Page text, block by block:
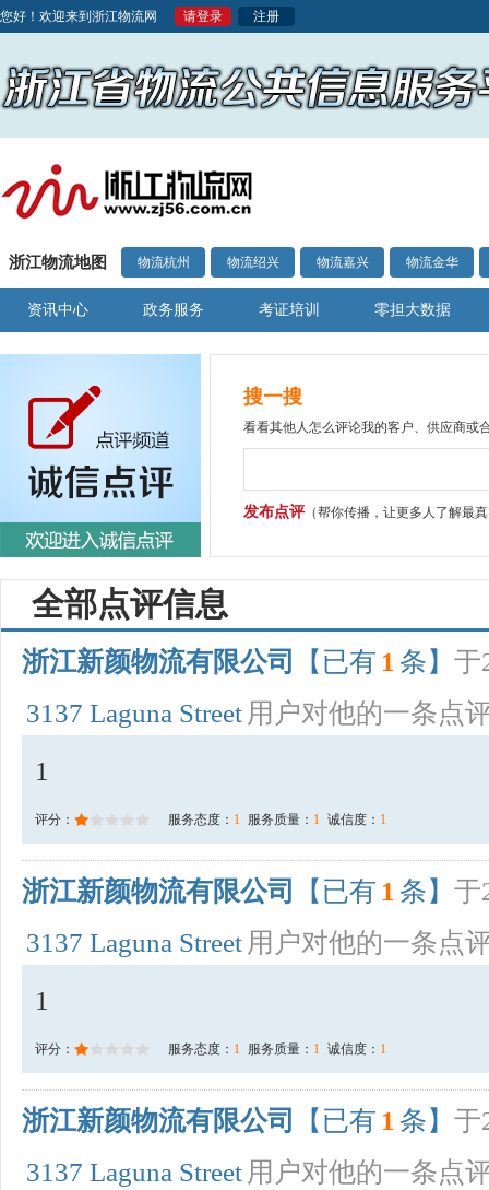
您好！欢迎来到浙江物流网 请登录 注册
浙江物流地图 物流杭州 物流绍兴 物流嘉兴 物流金华
资讯中心 政务服务 考证培训 零担大数据
搜一搜
看看其他人怎么评论我的客户、供应商或
发布点评（帮你传播，让更多人了解最
全部点评信息
浙江新颜物流有限公司 【已有 1 条】 于
3137 Laguna Street 用户对他的一条点
1
评分： 服务态度： 1 服务质量： 1 诚信度： 1
浙江新颜物流有限公司 【已有 1 条】 于
3137 Laguna Street 用户对他的一条点
1
评分： 服务态度： 1 服务质量： 1 诚信度： 1
浙江新颜物流有限公司 【已有 1 条】 于
3137 Laguna Street 用户对他的一条点